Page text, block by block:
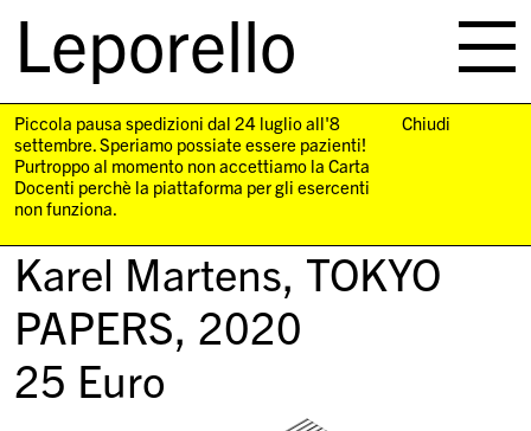
Leporello
navigation
Piccola pausa spedizioni dal 24 luglio all'8
settembre. Speriamo possiate essere pazienti!
Purtroppo al momento non accettiamo la Carta
Docenti perchè la piattaforma per gli esercenti
non funziona.
Chiudi
Karel Martens, TOKYO
PAPERS, 2020
25 Euro